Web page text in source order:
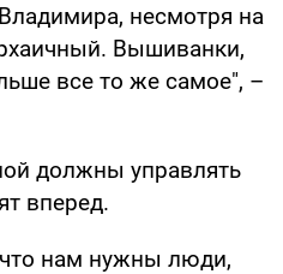
несмотря на
Вышиванки,
все то же самое", –
должны управлять
вперед.
нам нужны люди,